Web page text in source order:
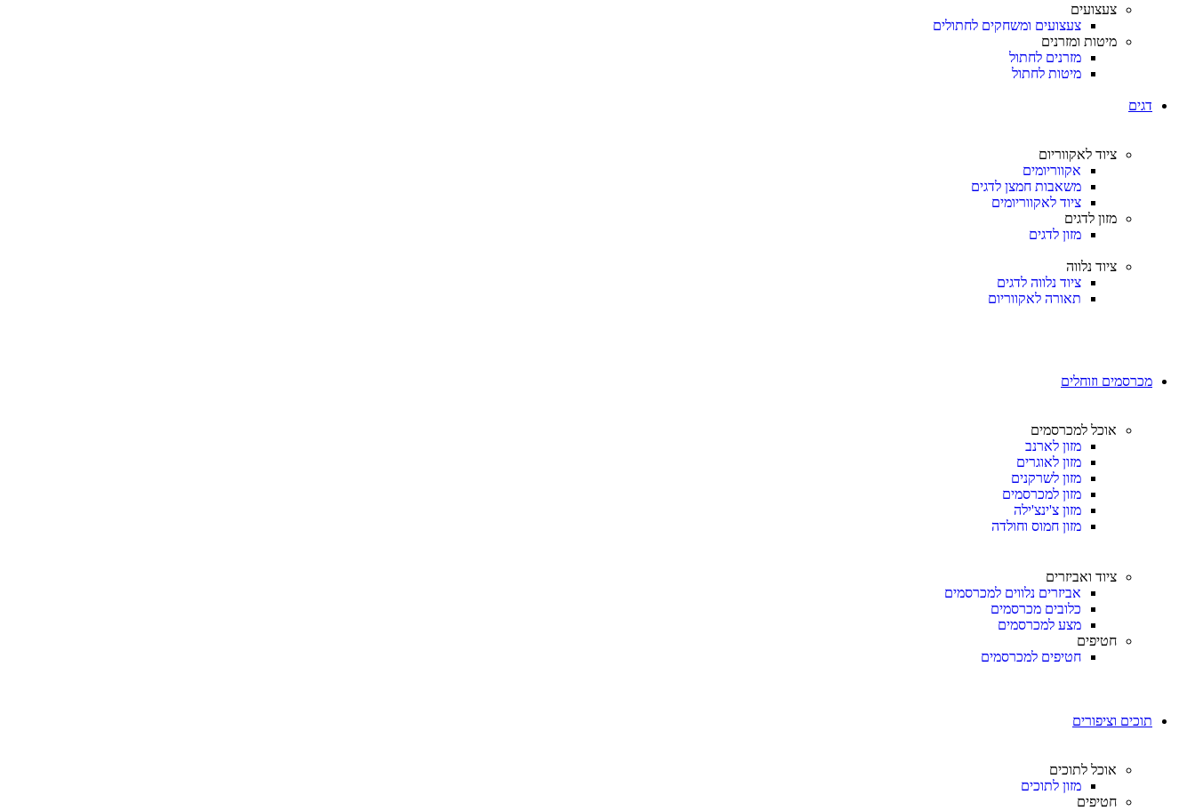
צעצועים
צעצועים ומשחקים לחתולים
מיטות ומזרנים
מזרנים לחתול
מיטות לחתול
דגים
ציוד לאקווריום
אקווריומים
משאבות חמצן לדגים
ציוד לאקווריומים
מזון לדגים
מזון לדגים
ציוד נלווה
ציוד נלווה לדגים
תאורה לאקווריום
מכרסמים וזוחלים
אוכל למכרסמים
מזון לארנב
מזון לאוגרים
מזון לשרקנים
מזון למכרסמים
מזון צ'ינצ'ילה
מזון חמוס וחולדה
ציוד ואביזרים
אביזרים נלווים למכרסמים
כלובים מכרסמים
מצע למכרסמים
חטיפים
חטיפים למכרסמים
תוכים וציפורים
אוכל לתוכים
מזון לתוכים
חטיפים